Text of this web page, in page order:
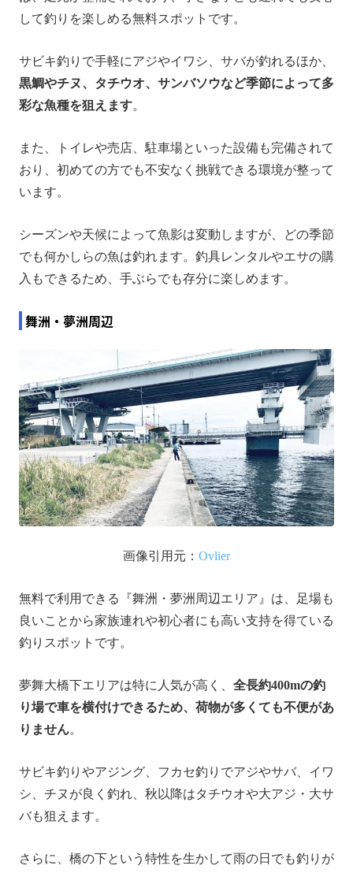
して釣りを楽しめる無料スポットです。
サビキ釣りで手軽にアジやイワシ、サバが釣れるほか、
黒鯛やチヌ、タチウオ、サンバソウなど季節によって多
彩な魚種を狙えます。
また、トイレや売店、駐車場といった設備も完備されて
おり、初めての方でも不安なく挑戦できる環境が整って
います。
シーズンや天候によって魚影は変動しますが、どの季節
でも何かしらの魚は釣れます。釣具レンタルやエサの購
入もできるため、手ぶらでも存分に楽しめます。
舞洲・夢洲周辺
画像引用元： Ovlier
無料で利用できる『舞洲・夢洲周辺エリア』は、足場も
良いことから家族連れや初心者にも高い支持を得ている
釣りスポットです。
夢舞大橋下エリアは特に人気が高く、 全長約400mの釣
り場で車を横付けできるため、荷物が多くても不便があ
りません。
サビキ釣りやアジング、フカセ釣りでアジやサバ、イワ
シ、チヌが良く釣れ、秋以降はタチウオや大アジ・大サ
バも狙えます。
さらに、橋の下という特性を生かして雨の日でも釣りが